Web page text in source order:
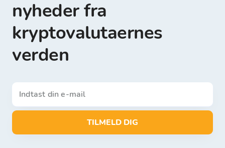
nyheder fra
kryptovalutaernes
verden
TILMELD DIG